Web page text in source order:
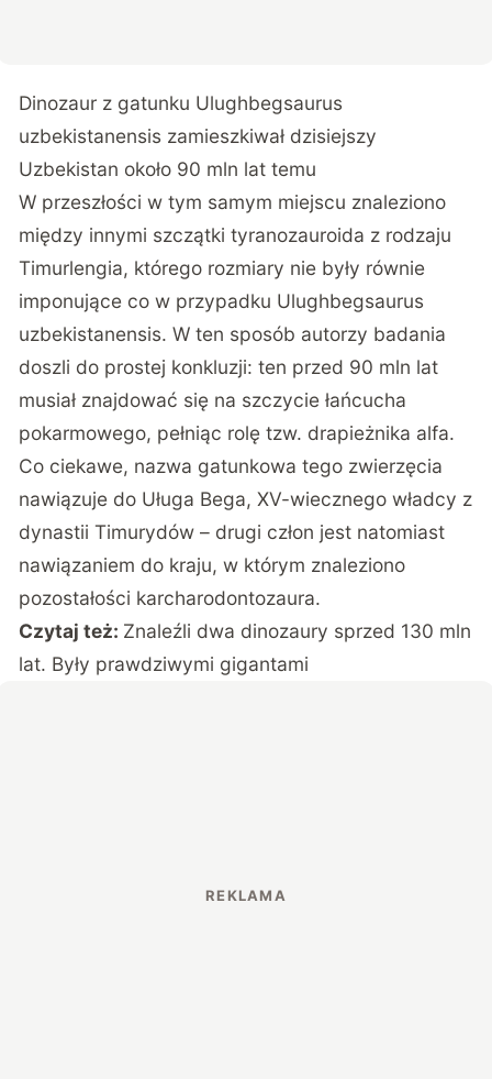
Dinozaur z gatunku Ulughbegsaurus
uzbekistanensis zamieszkiwał dzisiejszy
Uzbekistan około 90 mln lat temu
W przeszłości w tym samym miejscu znaleziono
między innymi szczątki tyranozauroida z rodzaju
Timurlengia, którego rozmiary nie były równie
imponujące co w przypadku Ulughbegsaurus
uzbekistanensis. W ten sposób autorzy badania
doszli do prostej konkluzji: ten przed 90 mln lat
musiał znajdować się na szczycie łańcucha
pokarmowego, pełniąc rolę tzw. drapieżnika alfa.
Co ciekawe, nazwa gatunkowa tego zwierzęcia
nawiązuje do Uługa Bega, XV-wiecznego władcy z
dynastii Timurydów – drugi człon jest natomiast
nawiązaniem do kraju, w którym znaleziono
pozostałości karcharodontozaura.
Czytaj też: Znaleźli dwa dinozaury sprzed 130 mln
lat. Były prawdziwymi gigantami